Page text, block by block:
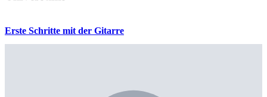
Erste Schritte mit der Gitarre